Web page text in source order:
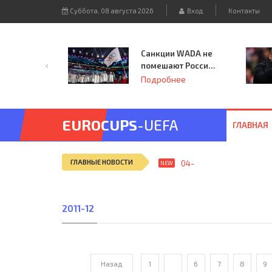
Суббота, 08 августа 2026 Вход Контакты
Санкции WADA не
помешают России
принять
Подробнее
EUROCUPS-UEFA ГЛАВНАЯ
ГЛАВНЫЕ НОВОСТИ NEW 04-сен, 12:25
2011-12
Назад 1 6 7 8 9